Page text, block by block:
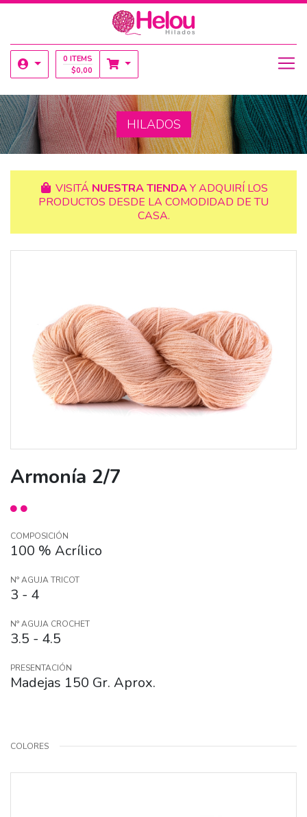
0 ITEMS
$0,00
HILADOS
VISITÁ NUESTRA TIENDAY ADQUIRÍ LOS
PRODUCTOS DESDE LA COMODIDAD DE TU
CASA.
Armonía 2/7
COMPOSICIÓN
100 % Acrílico
N° AGUJA TRICOT
3 - 4
N° AGUJA CROCHET
3.5 - 4.5
PRESENTACIÓN
Madejas 150 Gr. Aprox.
COLORES